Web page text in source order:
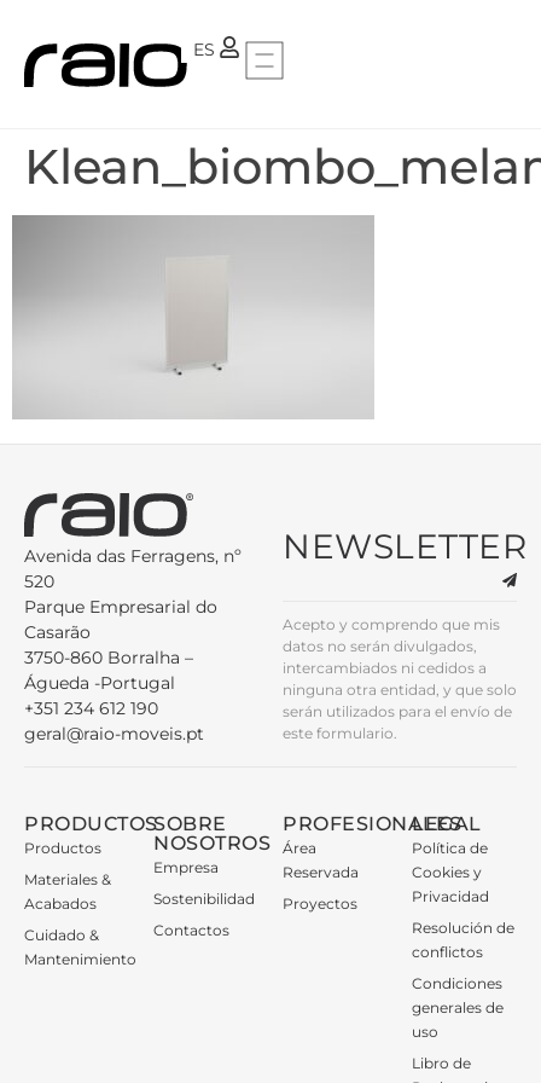
ES
PT
Avenida das Ferragens, nº
520
Parque Empresarial do
Casarão
3750-860 Borralha –
Águeda -Portugal
+351 234 612 190
geral@raio-moveis.pt
NEWSLETTER
Acepto y comprendo que mis
datos no serán divulgados,
intercambiados ni cedidos a
ninguna otra entidad, y que solo
serán utilizados para el envío de
este formulario.
PRODUCTOS
Productos
Materiales &
Acabados
Cuidado &
Mantenimiento
SOBRE
NOSOTROS
Empresa
Sostenibilidad
Contactos
PROFESIONALES
Área
Reservada
Proyectos
LEGAL
Política de
Cookies y
Privacidad
Resolución de
conflictos
Condiciones
generales de
uso
Libro de